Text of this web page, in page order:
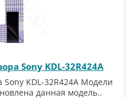
Sony KDL-32R424A
KDL-32R424A Модели
данная модель..